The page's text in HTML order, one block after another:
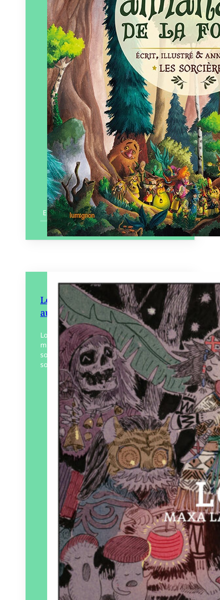
En savoir plus
Lost Gods – Maxa, la sorcière
aux yeux de chats
Lost gods, la suite. Maxa, est la nouvelle
mission de Mo yu, la passeuse d’esprit. La
sorcière aux yeux de chat est bien loin de
son île taïwanaise.…
Éditeur :Patayo
Paru le17/01/2025